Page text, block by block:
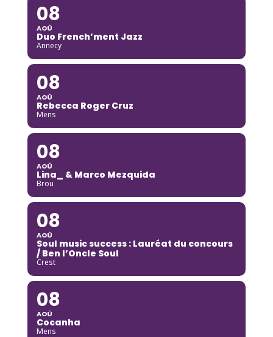
08
AOÛ
Duo French’ment Jazz
Annecy
08
AOÛ
Rebecca Roger Cruz
Mens
08
AOÛ
Lina_ & Marco Mezquida
Brou
08
AOÛ
Soul music success : Lauréat du concours
/ Ben l’Oncle Soul
Crest
08
AOÛ
Cocanha
Mens